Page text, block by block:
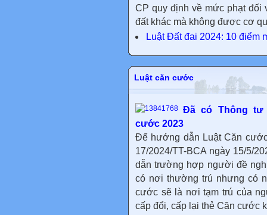
CP quy định về mức phạt đối
đất khác mà không được cơ
Luật Đất đai 2024: 10 điểm
Luật căn cước
Đã có Thông tư
cước 2023
Để hướng dẫn Luật Căn
17/2024/TT-BCA ngày 15/5/
dẫn trường hợp người đề
có nơi thường trú nhưng có
cước sẽ là nơi tạm trú của
cấp đổi, cấp lại thẻ Căn cước